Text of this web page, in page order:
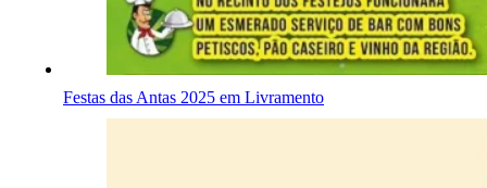
Festas das Antas 2025 em Livramento